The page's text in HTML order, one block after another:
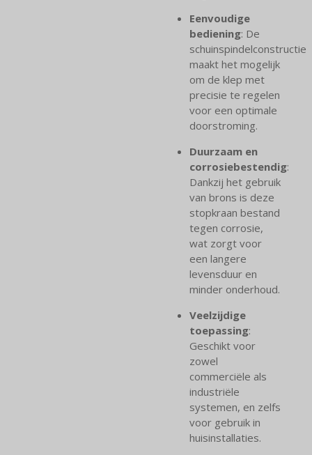
Eenvoudige
bediening: De
schuinspindelconstructie
maakt het mogelijk
om de klep met
precisie te regelen
voor een optimale
doorstroming.
Duurzaam en
corrosiebestendig:
Dankzij het gebruik
van brons is deze
stopkraan bestand
tegen corrosie,
wat zorgt voor
een langere
levensduur en
minder onderhoud.
Veelzijdige
toepassing:
Geschikt voor
zowel
commerciële als
industriële
systemen, en zelfs
voor gebruik in
huisinstallaties.